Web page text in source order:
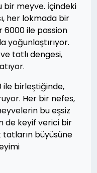
bir meyve. İçindeki
her lokmada bir
6000 ile passion
yoğunlaştırıyor.
tatlı dengesi,
ile birleştiğinde,
Her bir nefes,
bu eşsiz
de keyif verici bir
büyüsüne